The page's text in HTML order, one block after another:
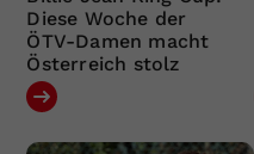
Diese Woche der
ÖTV-Damen macht
Österreich stolz